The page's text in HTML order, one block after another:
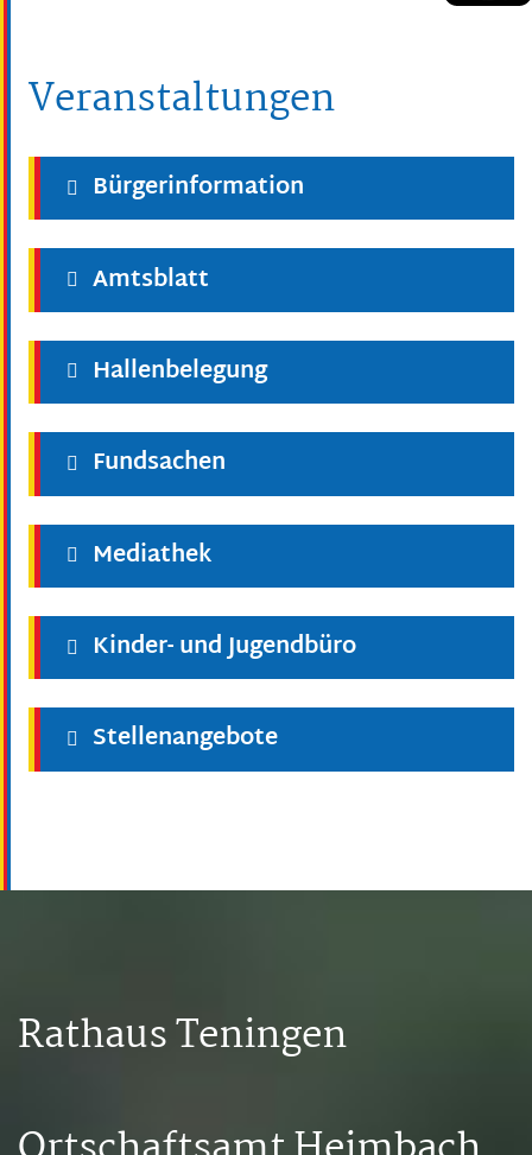
Veranstaltungen
Bürgerinformation
Amtsblatt
Hallenbelegung
Fundsachen
Mediathek
Kinder- und Jugendbüro
Stellenangebote
Rathaus Teningen